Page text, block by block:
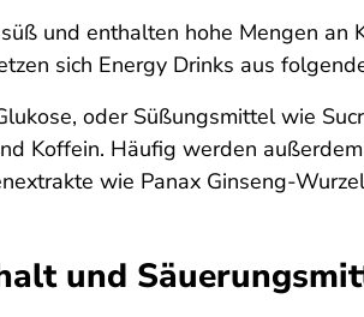
und enthalten hohe Mengen
sich Energy Drinks aus
oder Süßungsmittel wie
Koffein. Häufig werden
wie Panax Ginseng-
und